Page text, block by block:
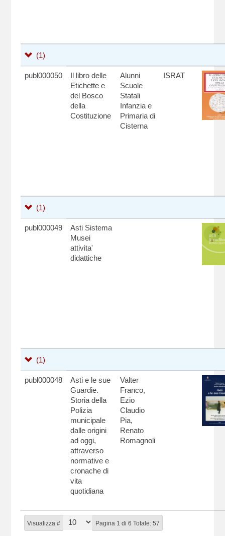
Visualizza # Pagina 1 di 6 Totale: 57
(1)
publ000050
Il libro delle
Etichette e
del Bosco
della
Costituzione
Alunni
Scuole
Statali
Infanzia e
Primaria di
Cisterna
ISRAT
(1)
publ000049
Asti Sistema
Musei
attivita'
didattiche
(1)
publ000048
Asti e le sue
Guardie.
Storia della
Polizia
municipale
dalle origini
ad oggi,
attraverso
normative e
cronache di
vita
quotidiana
Valter
Franco,
Ezio
Claudio
Pia,
Renato
Romagnoli